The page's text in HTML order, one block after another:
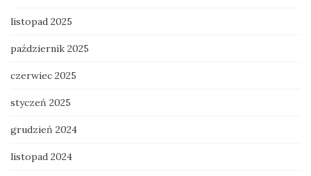
listopad 2025
październik 2025
czerwiec 2025
styczeń 2025
grudzień 2024
listopad 2024